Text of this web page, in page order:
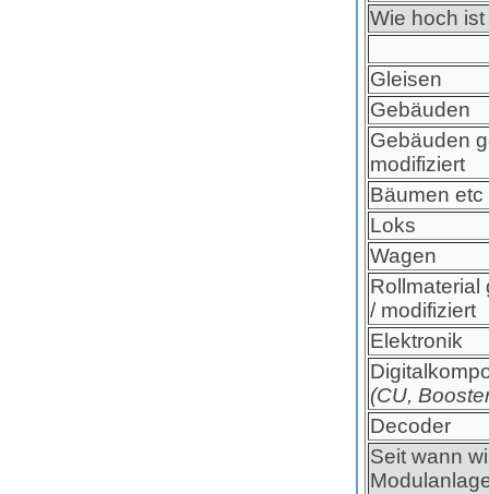
Wie hoch
Gleisen
Gebäuden
modifiziert
Bäumen
Loks
Wagen
Rollmaterial
/ modifiziert
Elektronik
(CU,
Decoder
Seit wann